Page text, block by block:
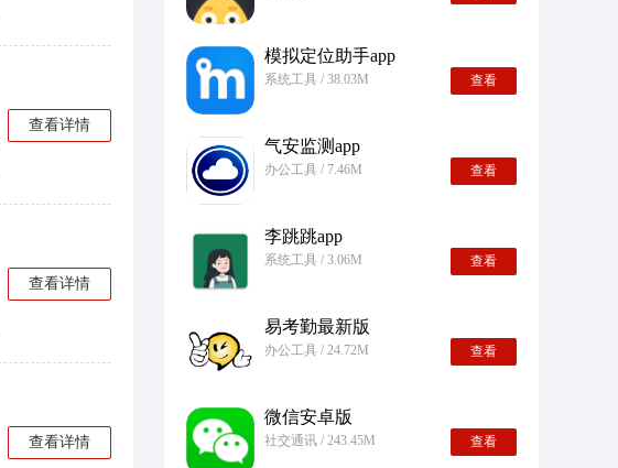
查看详情
查看详情
查看详情
模拟定位助手app
系统工具 / 38.03M 查看
气安监测app
办公工具 / 7.46M 查看
李跳跳app
系统工具 / 3.06M 查看
易考勤最新版
办公工具 / 24.72M 查看
微信安卓版
社交通讯 / 243.45M 查看